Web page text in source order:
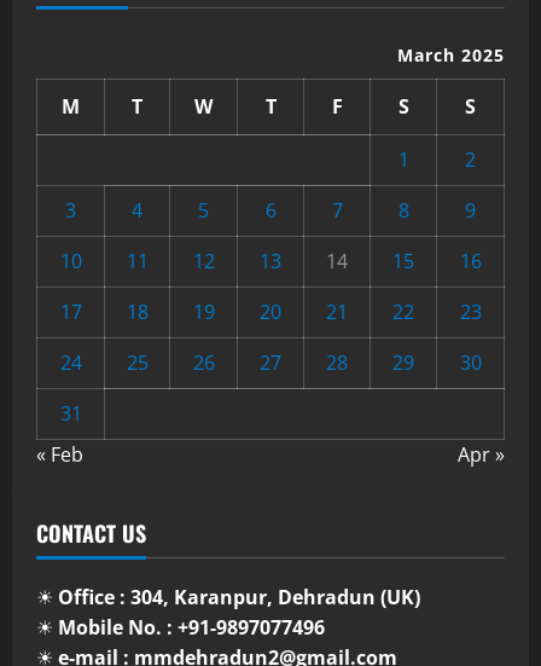
March 2025
M T W T F S
S
1
2
3
4 5 6 7 8
9
10
11 12 13 14 15
16
17
18 19 20 21 22
23
24
25 26 27 28 29
30
31
« Feb
Apr »
CONTACT US
☀ Office : 304, Karanpur, Dehradun (UK)
☀ Mobile No. : +91-9897077496
☀ e-mail : mmdehradun2@gmail.com